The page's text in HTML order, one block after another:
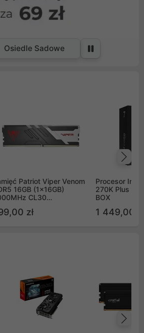
Osiedle Sadowe
Patriot Viper Venom
16GB (1x16GB)
CL30
zł
Procesor Intel
270K Plus
BOX
1 449,00 zł